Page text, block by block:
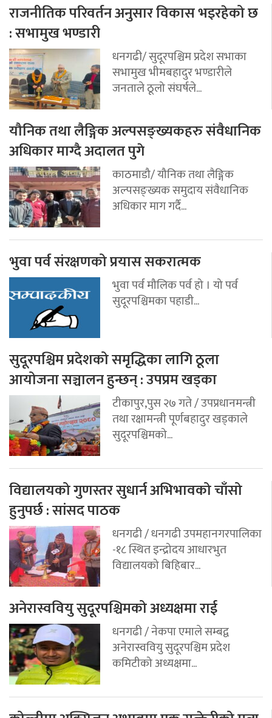
राजनीतिक परिवर्तन अनुसार विकास भइरहेको छ
: सभामुख भण्डारी
धनगढी/ सुदूरपश्चिम प्रदेश सभाका
सभामुख भीमबहादुर भण्डारीले
जनताले ठूलो संघर्षले...
यौनिक तथा लैङ्गिक अल्पसङ्ख्यकहरु संवैधानिक
अधिकार माग्दै अदालत पुगे
काठमाडौ/ यौनिक तथा लैङ्गिक
अल्पसङ्ख्यक समुदाय संवैधानिक
अधिकार माग गर्दै...
भुवा पर्व संरक्षणको प्रयास सकरात्मक
भुवा पर्व मौलिक पर्व हो । यो पर्व
सुदूरपश्चिमका पहाडी...
सुदूरपश्चिम प्रदेशको समृद्धिका लागि ठूला
आयोजना सञ्चालन हुन्छन् : उपप्रम खड्का
टीकापुर,पुस २७ गते / उपप्रधानमन्त्री
तथा रक्षामन्त्री पूर्णबहादुर खड्काले
सुदूरपश्चिमको...
विद्यालयको गुणस्तर सुधार्न अभिभावको चाँसो
हुनुपर्छ : सांसद पाठक
धनगढी / धनगढी उपमहानगरपालिका
-१८ स्थित इन्द्रोदय आधारभुत
विद्यालयको बिहिबार...
अनेरास्ववियु सुदूरपश्चिमको अध्यक्षमा राई
धनगढी / नेकपा एमाले सम्बद्व
अनेरास्ववियु सुदूरपश्चिम प्रदेश
कमिटीको अध्यक्षमा...